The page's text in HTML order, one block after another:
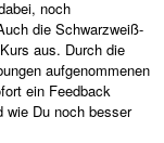
noch
die Schwarzweiß-
aus. Durch die
aufgenommenen
ein Feedback
wie Du noch besser